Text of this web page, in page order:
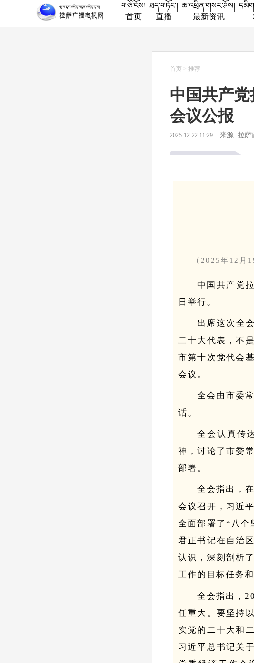
གཙོ་ངོས།
首页
ཐད་གཏོང་།
直播
ཆ་འཕྲིན་གསར་ཤོས།
最新资讯
首页 > 推荐
中国共产
会议公报
2025-12-22 11:29 来源: 拉萨
（2025年12月
中国共产党
日举行。
出席这次全
二十大代表，不
市第十次党代会
会议。
全会由市委
话。
全会认真传
神，讨论了市委
部署。
全会指出，
会议召开，习近
全面部署了“八个
君正书记在自治
认识，深刻剖析
工作的目标任务
全会指出，
任重大。要坚持
实党的二十大和
习近平总书记关